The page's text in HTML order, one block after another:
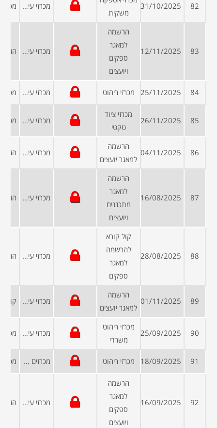
82
31/10/2025
משקית
מכרזי עיריות ומועצות
83
12/11/2025
הרשמה
למאגר
ספקים
ויועצים
מכרזי עיריות ומועצות
84
25/11/2025 מכרזי ריהוט מכרזי עיריות ומועצות
85
26/11/2025
מכרזי ציוד
טקטי
מכרזי עיריות ומועצות
86
04/11/2025
הרשמה
למאגר יועצים
מכרזי עיריות ומועצות
87
16/08/2025
הרשמה
למאגר
מתכננים
ויועצים
מכרזי עיריות ומועצות
88
28/08/2025
קול קורא
להרשמה
למאגר
ספקים
מכרזי עיריות ומועצות
89
01/11/2025
הרשמה
למאגר יועצים
מכרזי עיריות ומועצות
90
25/09/2025
מכרזי ריהוט
משרדי
מכרזי עיריות ומועצות
91
18/09/2025 מכרזי ריהוט מכרזים פומביים
92
16/09/2025
הרשמה
למאגר
ספקים
ויועצים
מכרזי עיריות ומועצות